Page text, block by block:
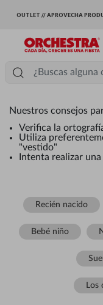
OUTLET // APROVECHA
Nuestros consejos
Verifica la
Utiliza
"vestido"
Intenta realizar
Recién nacido
Bebé niño
Los